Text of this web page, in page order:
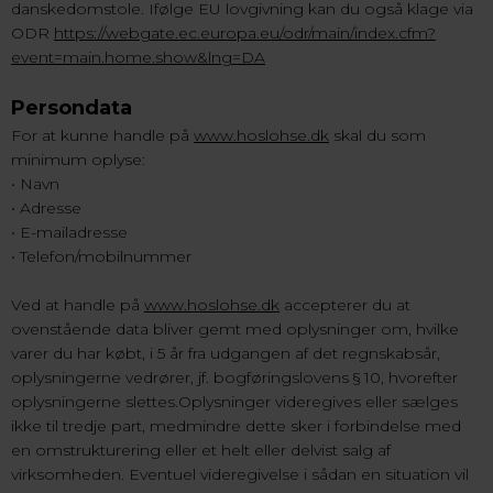
danskedomstole. Ifølge EU lovgivning kan du også klage via
ODR https://webgate.ec.europa.eu/odr/main/index.cfm?
event=main.home.show&lng=DA
Persondata
For at kunne handle på www.hoslohse.dk skal du som
minimum oplyse:
• Navn
• Adresse
• E-mailadresse
• Telefon/mobilnummer
Ved at handle på www.hoslohse.dk accepterer du at
ovenstående data bliver gemt med oplysninger om, hvilke
varer du har købt, i 5 år fra udgangen af det regnskabsår,
oplysningerne vedrører, jf. bogføringslovens § 10, hvorefter
oplysningerne slettes.Oplysninger videregives eller sælges
ikke til tredje part, medmindre dette sker i forbindelse med
en omstrukturering eller et helt eller delvist salg af
virksomheden. Eventuel videregivelse i sådan en situation vil